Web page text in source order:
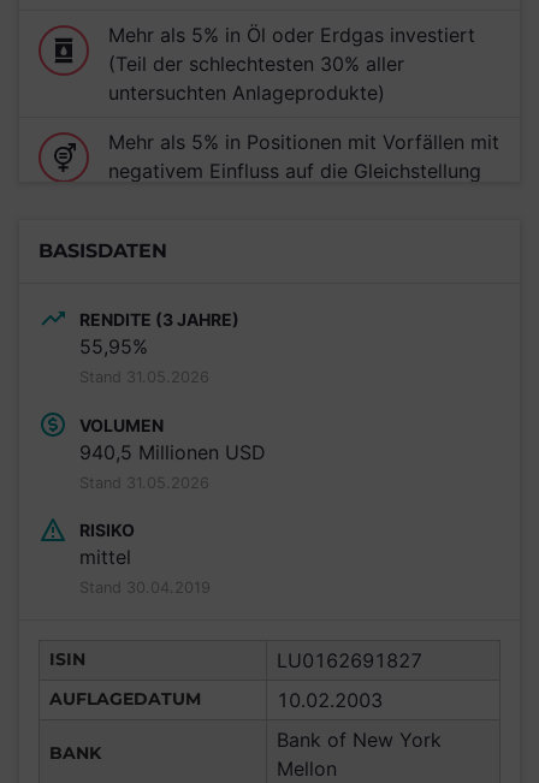
Mehr als 5% in Öl oder Erdgas investiert
(Teil der schlechtesten 30% aller
untersuchten Anlageprodukte)
Mehr als 5% in Positionen mit Vorfällen mit
negativem Einfluss auf die Gleichstellung
Anlageprodukte)
BASISDATEN
RENDITE (3 JAHRE)
55,95%
Stand 31.05.2026
VOLUMEN
940,5 Millionen USD
Stand 31.05.2026
RISIKO
mittel
Stand 30.04.2019
ISIN LU0162691827
AUFLAGEDATUM 10.02.2003
BANK
Bank of New York
Mellon